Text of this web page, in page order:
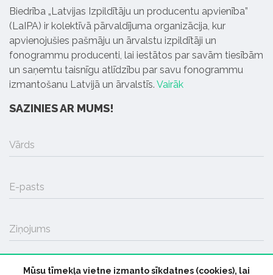
Biedrība „Latvijas Izpildītāju un producentu apvienība”
(LaIPA) ir kolektīvā pārvaldījuma organizācija, kur
apvienojušies pašmāju un ārvalstu izpildītāji un
fonogrammu producenti, lai iestātos par savām tiesībām
un saņemtu taisnīgu atlīdzību par savu fonogrammu
izmantošanu Latvijā un ārvalstīs. Vairāk
SAZINIES AR MUMS!
Vārds
E-pasts
Ziņojums
Mūsu tīmekļa vietne izmanto sīkdatnes (cookies), lai